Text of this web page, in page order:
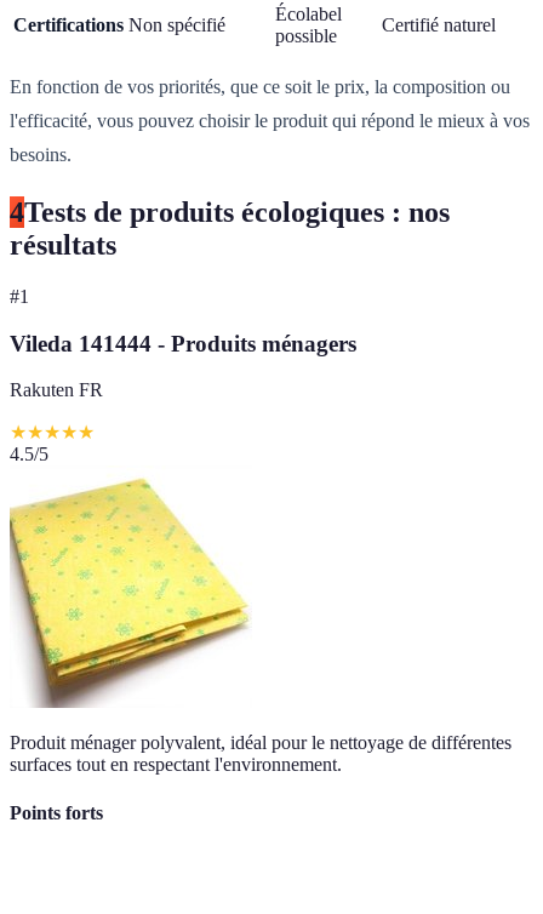
Certifications Non spécifié
Écolabel
possible
Certifié naturel
En fonction de vos priorités, que ce soit le prix, la composition ou
l'efficacité, vous pouvez choisir le produit qui répond le mieux à vos
besoins.
4Tests de produits écologiques : nos
résultats
#1
Vileda 141444 - Produits ménagers
Rakuten FR
★★★★★
4.5/5
Produit ménager polyvalent, idéal pour le nettoyage de différentes
surfaces tout en respectant l'environnement.
Points forts